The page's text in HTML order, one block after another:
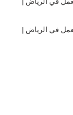
في الرياض |